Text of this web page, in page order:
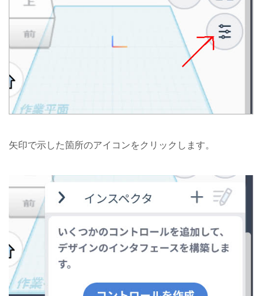
矢印で示した箇所のアイコンをクリックします。